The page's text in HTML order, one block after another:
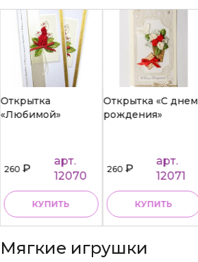
Открытка
«Любимой»
260₽
арт.
12070
КУПИТЬ
Открытка «С днем
рождения»
260₽
арт.
12071
КУПИТЬ
Мягкие игрушки